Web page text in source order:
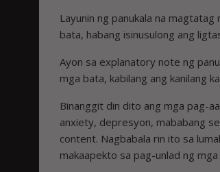
Layunin ng panukala na
bata, habang isinusulong ang
Ayon sa explanatory note ng
mga bata, kabilang ang kanilang
Binanggit din dito ang mga pag-
anxiety, depresyon, mababang
content. Nagbabala rin ito sa
makaapekto sa pag-unlad ng mga